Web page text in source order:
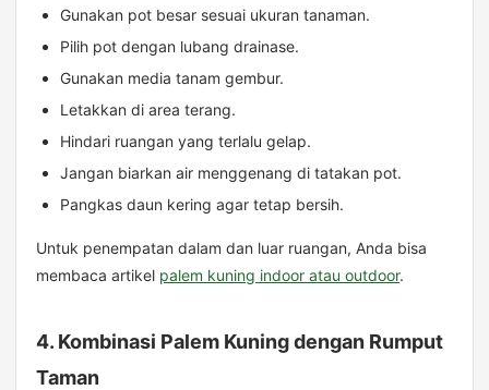
Gunakan pot besar sesuai ukuran tanaman.
Pilih pot dengan lubang drainase.
Gunakan media tanam gembur.
Letakkan di area terang.
Hindari ruangan yang terlalu gelap.
Jangan biarkan air menggenang di tatakan pot.
Pangkas daun kering agar tetap bersih.
Untuk penempatan dalam dan luar ruangan, Anda bisa
membaca artikel palem kuning indoor atau outdoor.
4. Kombinasi Palem Kuning dengan Rumput
Taman